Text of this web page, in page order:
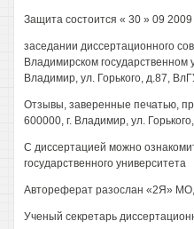
Защита состоится « 30 » 09
заседании диссертационного
Владимирском государственном
Владимир, ул. Горького, д.87,
Отзывы, заверенные печатью,
600000, г. Владимир, ул.
С диссертацией можно
государственного университета
Автореферат разослан «2Я»
Ученый секретарь